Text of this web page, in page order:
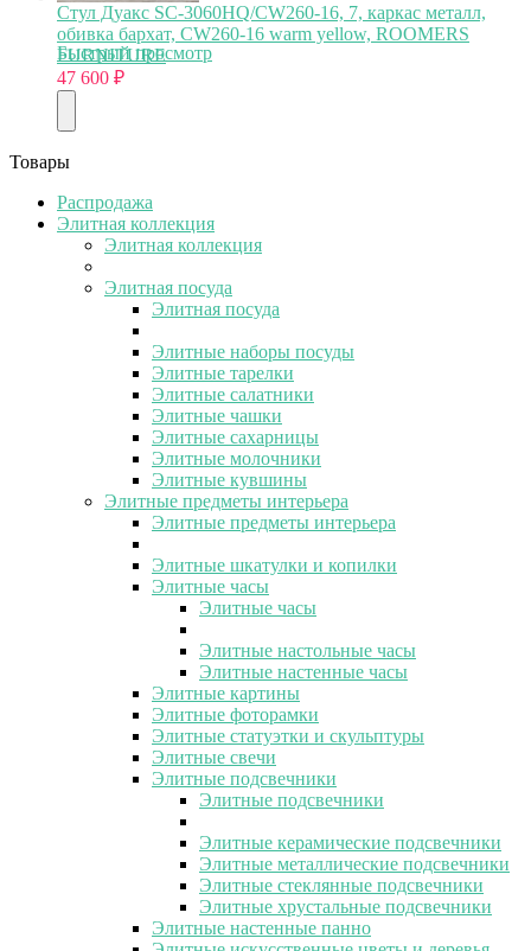
Стул Дуакс SC-3060HQ/CW260-16, 7, каркас металл,
обивка бархат, CW260-16 warm yellow, ROOMERS
FURNITURE
Быстрый просмотр
47 600 ₽
Товары
Распродажа
Элитная коллекция
Элитная коллекция
Элитная посуда
Элитная посуда
Элитные наборы посуды
Элитные тарелки
Элитные салатники
Элитные чашки
Элитные сахарницы
Элитные молочники
Элитные кувшины
Элитные предметы интерьера
Элитные предметы интерьера
Элитные шкатулки и копилки
Элитные часы
Элитные часы
Элитные настольные часы
Элитные настенные часы
Элитные картины
Элитные фоторамки
Элитные статуэтки и скульптуры
Элитные свечи
Элитные подсвечники
Элитные подсвечники
Элитные керамические подсвечники
Элитные металлические подсвечники
Элитные стеклянные подсвечники
Элитные хрустальные подсвечники
Элитные настенные панно